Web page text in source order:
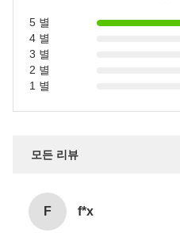
5 별
4 별
3 별
2 별
1 별
모든 리뷰
F f*x